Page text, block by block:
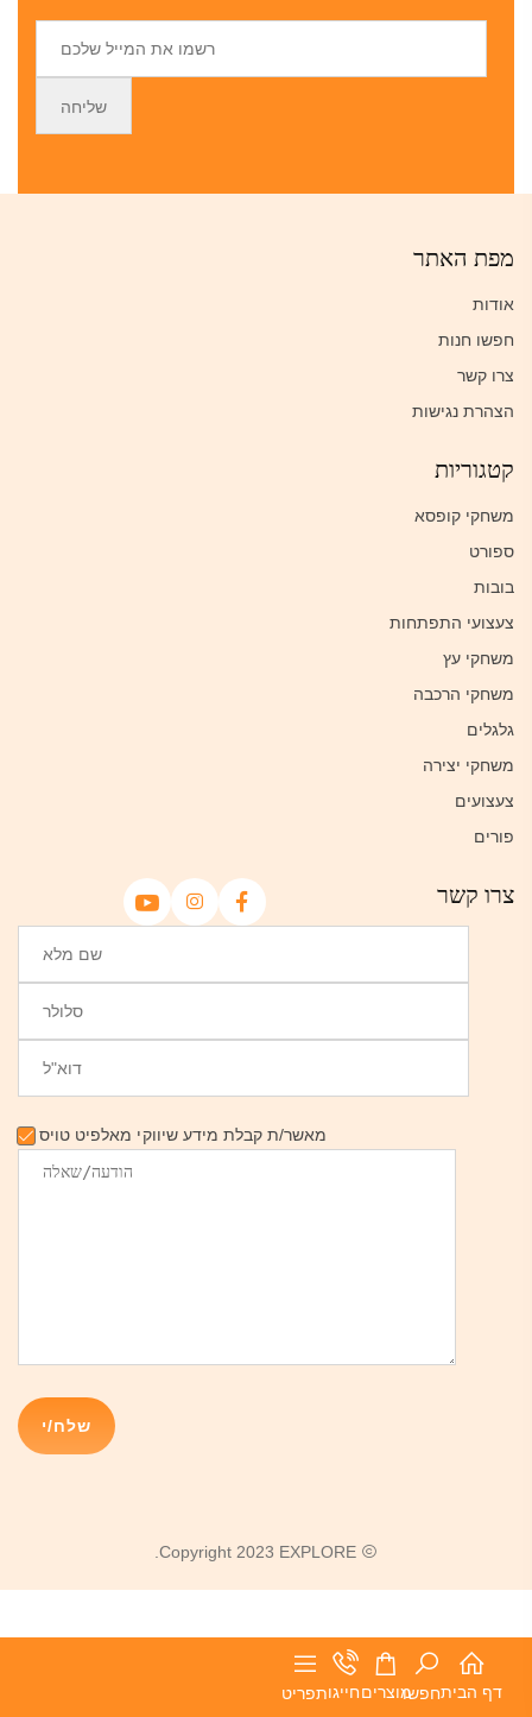
מפת האתר
אודות
חפשו חנות
צרו קשר
הצהרת נגישות
קטגוריות
משחקי קופסא
ספורט
בובות
צעצועי התפתחות
משחקי עץ
משחקי הרכבה
גלגלים
משחקי יצירה
צעצועים
פורים
צרו קשר
מאשר/ת קבלת מידע שיווקי מאלפיט טויס
דף הביתחפשומוצריםחייגותפריט